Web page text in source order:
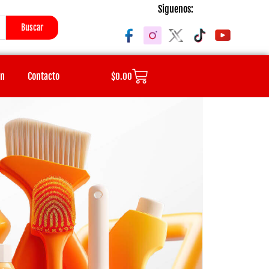
Buscar
Siguenos:
Contacto $0.00Cart